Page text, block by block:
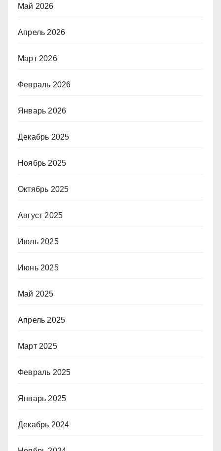
Май 2026
Апрель 2026
Март 2026
Февраль 2026
Январь 2026
Декабрь 2025
Ноябрь 2025
Октябрь 2025
Август 2025
Июль 2025
Июнь 2025
Май 2025
Апрель 2025
Март 2025
Февраль 2025
Январь 2025
Декабрь 2024